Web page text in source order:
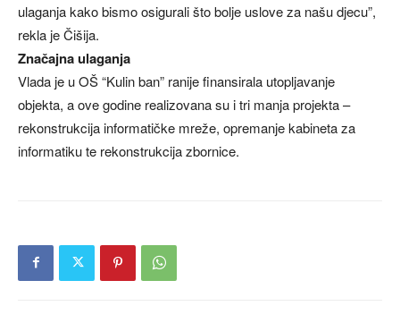
ulaganja kako bismo osigurali što bolje uslove za našu djecu”,
rekla je Čišija.
Značajna ulaganja
Vlada je u OŠ “Kulin ban” ranije finansirala utopljavanje
objekta, a ove godine realizovana su i tri manja projekta –
rekonstrukcija informatičke mreže, opremanje kabineta za
informatiku te rekonstrukcija zbornice.